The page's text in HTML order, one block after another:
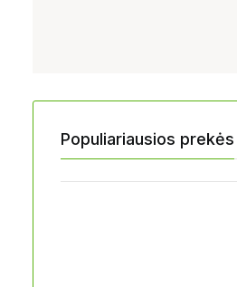
Populiariausios prekės